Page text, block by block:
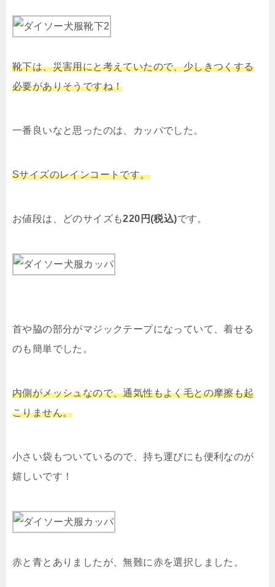
靴下は、災害用にと考えていたので、少しきつくする
必要がありそうですね！
一番良いなと思ったのは、カッパでした。
Sサイズのレインコートです。
お値段は、どのサイズも220円(税込)です。
首や脇の部分がマジックテープになっていて、着せる
のも簡単でした。
内側がメッシュなので、通気性もよく毛との摩擦も起
こりません。
小さい袋もついているので、持ち運びにも便利なのが
嬉しいです！
赤と青とありましたが、無難に赤を選択しました。